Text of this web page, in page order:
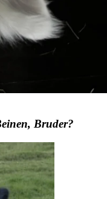
Bruder?